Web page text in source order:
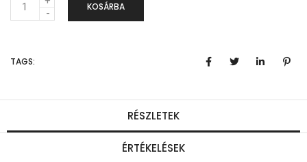
e
n
KOSÁRBA
TAGS:
RÉSZLETEK
ÉRTÉKELÉSEK